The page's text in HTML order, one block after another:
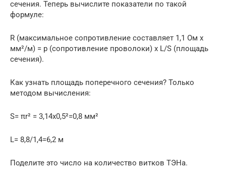
сечения. Теперь вычислите показатели по такой
формуле:
R (максимальное сопротивление составляет 1,1 Ом х
мм²/м) = р (сопротивление проволоки) х L/S (площадь
сечения).
Как узнать площадь поперечного сечения? Только
методом вычисления:
S= πr² = 3,14х0,5²=0,8 мм²
L= 8,8/1,4=6,2 м
Поделите это число на количество витков ТЭНа.